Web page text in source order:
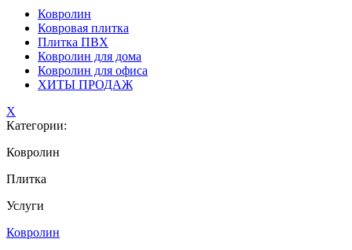
Ковролин
Ковровая плитка
Плитка ПВХ
Ковролин для дома
Ковролин для офиса
ХИТЫ ПРОДАЖ
X
Категории:
Ковролин
Плитка
Услуги
Ковролин